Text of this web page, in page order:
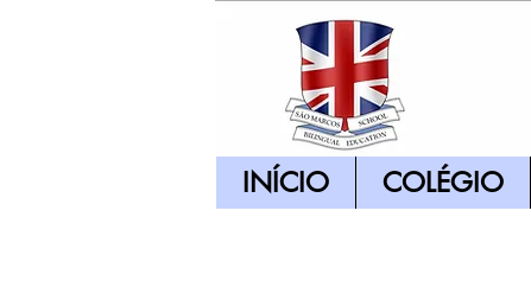
INÍCIO COLÉGIO